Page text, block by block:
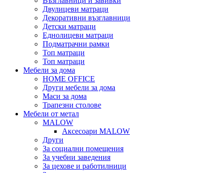
Двулицеви матраци
Декоративни възглавници
Детски матраци
Еднолицеви матраци
Подматрачни рамки
Топ матраци
Топ матраци
Мебели за дома
HOME OFFICE
Други мебели за дома
Маси за дома
Трапезни столове
Мебели от метал
MALOW
Аксесоари MALOW
Други
За социални помещения
За учебни заведения
За цехове и работилници